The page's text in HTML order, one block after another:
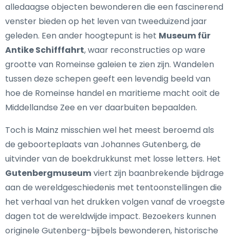
alledaagse objecten bewonderen die een fascinerend
venster bieden op het leven van tweeduizend jaar
geleden. Een ander hoogtepunt is het Museum für
Antike Schifffahrt, waar reconstructies op ware
grootte van Romeinse galeien te zien zijn. Wandelen
tussen deze schepen geeft een levendig beeld van
hoe de Romeinse handel en maritieme macht ooit de
Middellandse Zee en ver daarbuiten bepaalden.
Toch is Mainz misschien wel het meest beroemd als
de geboorteplaats van Johannes Gutenberg, de
uitvinder van de boekdrukkunst met losse letters. Het
Gutenbergmuseumviert zijn baanbrekende bijdrage
aan de wereldgeschiedenis met tentoonstellingen die
het verhaal van het drukken volgen vanaf de vroegste
dagen tot de wereldwijde impact. Bezoekers kunnen
originele Gutenberg-bijbels bewonderen, historische